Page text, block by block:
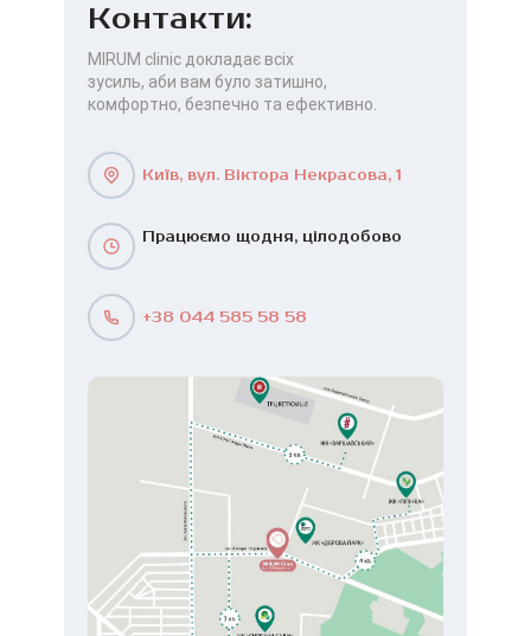
Контакти:
MIRUM clinic докладає всіх
зусиль, аби вам було затишно,
комфортно, безпечно та ефективно.
Київ, вул. Віктора Некрасова, 1
Працюємо щодня, цілодобово
+38 044 585 58 58